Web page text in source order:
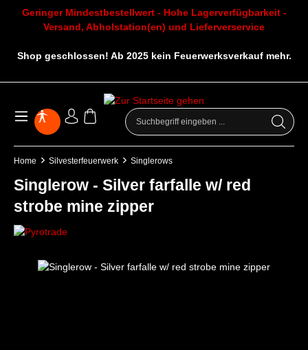
Geringer Mindestbestellwert - Hohe Lagerverfügbarkeit -
Versand, Abholstation(en) und Lieferverservice
Shop geschlossen! Ab 2025 kein Feuerwerksverkauf mehr.
Home Silvesterfeuerwerk Singlerows
Singlerow - Silver farfalle w/ red
strobe mine zipper